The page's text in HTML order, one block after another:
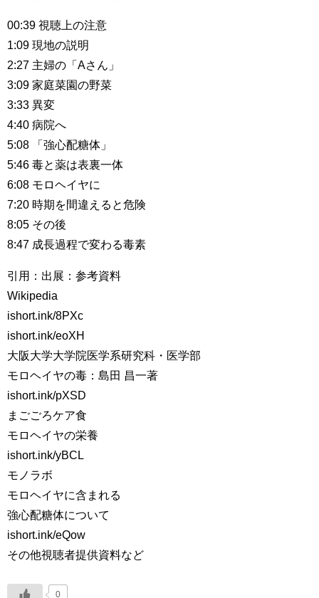
00:39 視聴上の注意
1:09 現地の説明
2:27 主婦の「Aさん」
3:09 家庭菜園の野菜
3:33 異変
4:40 病院へ
5:08 「強心配糖体」
5:46 毒と薬は表裏一体
6:08 モロヘイヤに
7:20 時期を間違えると危険
8:05 その後
8:47 成長過程で変わる毒素
引用：出展：参考資料
Wikipedia
ishort.ink/8PXc
ishort.ink/eoXH
大阪大学大学院医学系研究科・医学部
モロヘイヤの毒：島田 昌一著
ishort.ink/pXSD
まごごろケア食
モロヘイヤの栄養
ishort.ink/yBCL
モノラボ
モロヘイヤに含まれる
強心配糖体について
ishort.ink/eQow
その他視聴者提供資料など
0